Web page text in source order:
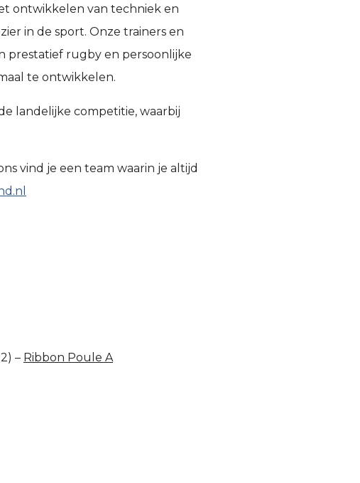
ontwikkelen van techniek en
in de sport. Onze trainers en
prestatief rugby en persoonlijke
te ontwikkelen.
landelijke competitie, waarbij
vind je een team waarin je altijd
– Ribbon Poule A